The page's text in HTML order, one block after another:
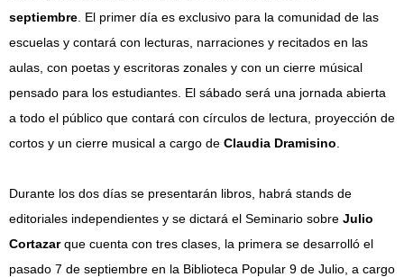
septiembre . El primer día es exclusivo para la comunidad de las
escuelas y contará con lecturas, narraciones y recitados en las
aulas, con poetas y escritoras zonales y con un cierre músical
pensado para los estudiantes. El sábado será una jornada abierta
a todo el público que contará con círculos de lectura, proyección de
cortos y un cierre musical a cargo de Claudia Dramisino
Durante los dos días se presentarán libros, habrá stands de
editoriales independientes y se dictará el Seminario sobre Julio
Cortazarque cuenta con tres clases, la primera se desarrolló el
pasado 7 de septiembre en la Biblioteca Popular 9 de Julio, a cargo